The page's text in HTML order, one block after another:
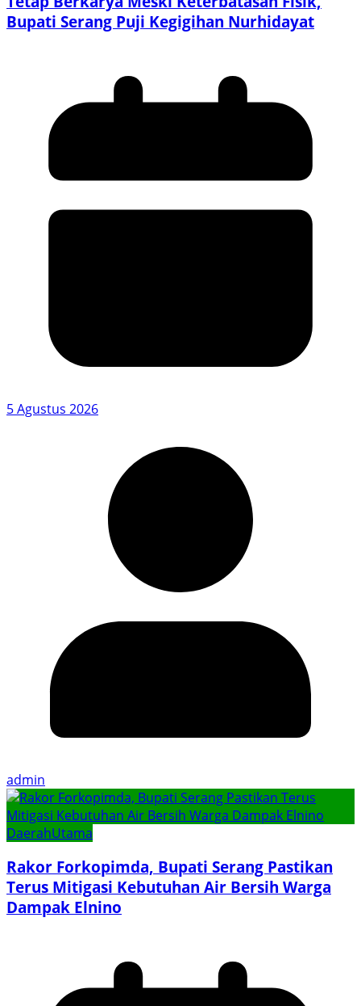
Bupati Serang Puji Kegigihan Nurhidayat
5 Agustus 2026
admin
DaerahUtama
Rakor Forkopimda, Bupati Serang Pastikan
Terus Mitigasi Kebutuhan Air Bersih Warga
Dampak Elnino